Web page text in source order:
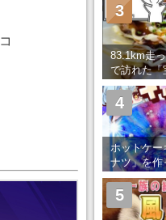
83.1km走
で訪れた「
し＆関西グ
3
ホットケ
ナツ」を作
レンチン・
4
5